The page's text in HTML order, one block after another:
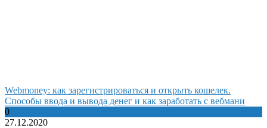
Webmoney: как зарегистрироваться и открыть кошелек.
Способы ввода и вывода денег и как заработать с вебмани
0
27.12.2020